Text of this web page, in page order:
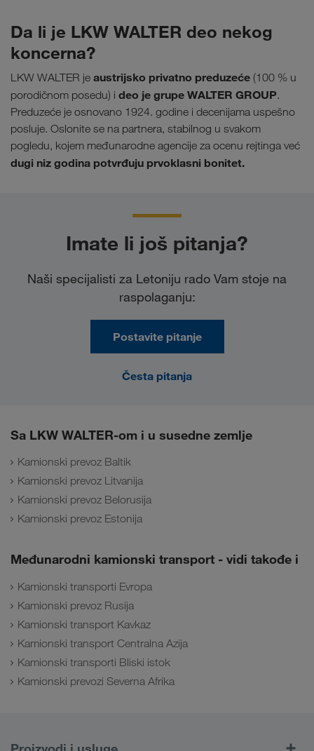
Da li je LKW WALTER deo nekog
koncerna?
LKW WALTER je austrijsko privatno preduzeće (100 % u
porodičnom posedu) i deo je grupe WALTER GROUP.
Preduzeće je osnovano 1924. godine i decenijama uspešno
posluje. Oslonite se na partnera, stabilnog u svakom
pogledu, kojem međunarodne agencije za ocenu rejtinga već
dugi niz godina potvrđuju prvoklasni bonitet.
Imate li još pitanja?
Naši specijalisti za Letoniju rado Vam stoje na
raspolaganju:
Postavite pitanje
Česta pitanja
Sa LKW WALTER-om i u susedne zemlje
Kamionski prevoz Baltik
Kamionski prevoz Litvanija
Kamionski prevoz Belorusija
Kamionski prevoz Estonija
Međunarodni kamionski transport - vidi takođe i
Kamionski transporti Evropa
Kamionski prevoz Rusija
Kamionski transport Kavkaz
Kamionski transport Centralna Azija
Kamionski transporti Bliski istok
Kamionski prevozi Severna Afrika